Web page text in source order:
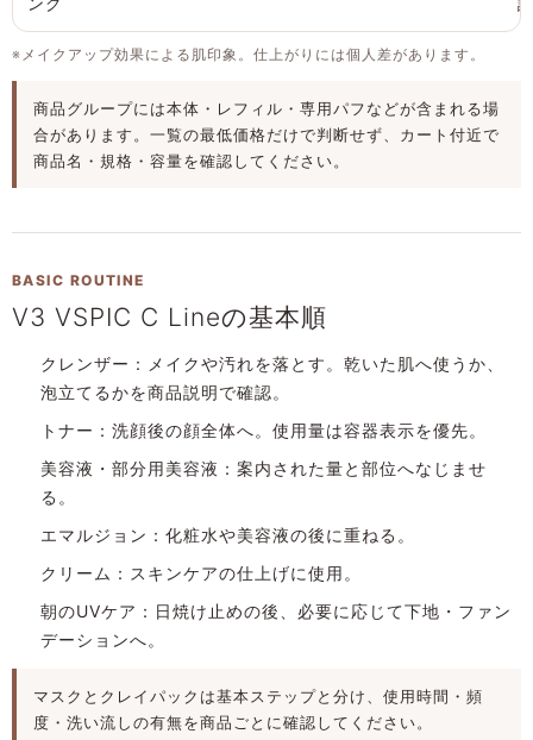
※メイクアップ効果による肌印象。仕上がりには個人差があります。
商品グループには本体・レフィル・専用パフなどが含まれる場
合があります。一覧の最低価格だけで判断せず、カート付近で
商品名・規格・容量を確認してください。
BASIC ROUTINE
V3 VSPIC C Lineの基本順
クレンザー：
メイクや汚れを落とす。乾いた肌へ使うか、
泡立てるかを商品説明で確認。
トナー： 洗顔後の顔全体へ。使用量は容器表示を優先。
美容液・部分用美容液： 案内された量と部位へなじませ
る。
エマルジョン： 化粧水や美容液の後に重ねる。
クリーム： スキンケアの仕上げに使用。
朝のUVケア： 日焼け止めの後、必要に応じて下地・ファン
デーションへ。
マスクとクレイパックは基本ステップと分け、使用時間・頻
度・洗い流しの有無を商品ごとに確認してください。